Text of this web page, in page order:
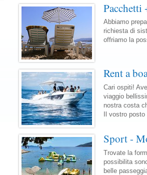
Pacchetti
Abbiamo
richiesta di
offriamo la
Rent a
Cari ospiti!
viaggio
nostra costa
Il vostro
Sport -
Trovate la
possibilita
belle